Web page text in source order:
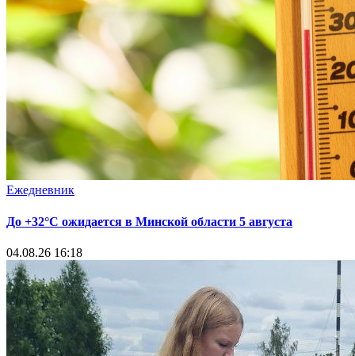
Ежедневник
До +32°С ожидается в Минской области 5 августа
04.08.26 16:18